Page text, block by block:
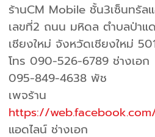
ร้านCM Mobile ชั้น3เซ็นทรัล
เลขที่2 ถนน มหิดล ตำบลป่าแ
เชียงใหม่ จังหวัดเชียงใหม่
โทร 090-526-6789 ช่างเอก
095-849-4638 พัช
เพจร้าน
https://
แอดไลน์ ช่างเอก